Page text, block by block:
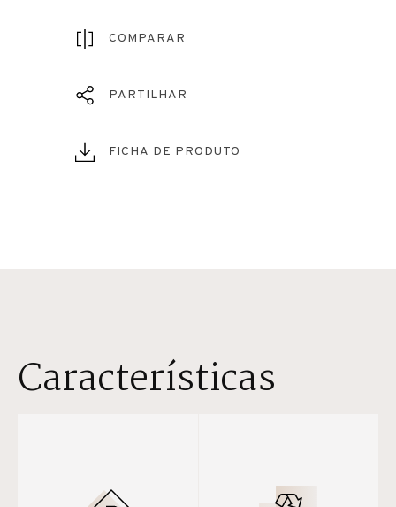
COMPARAR
PARTILHAR
FICHA DE PRODUTO
Características